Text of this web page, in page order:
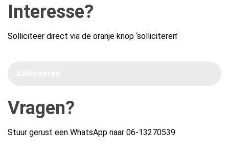
Interesse?
Solliciteer direct via de oranje knop ‘solliciteren’
Vragen?
Stuur gerust een WhatsApp naar 06-13270539